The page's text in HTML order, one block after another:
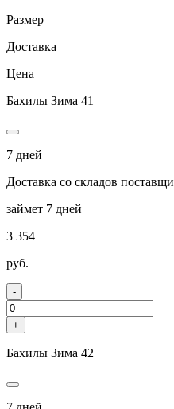
Размер
Доставка
Цена
Бахилы Зима 41
7 дней
Доставка со складов
займет 7 дней
3 354
руб.
-
+
Бахилы Зима 42